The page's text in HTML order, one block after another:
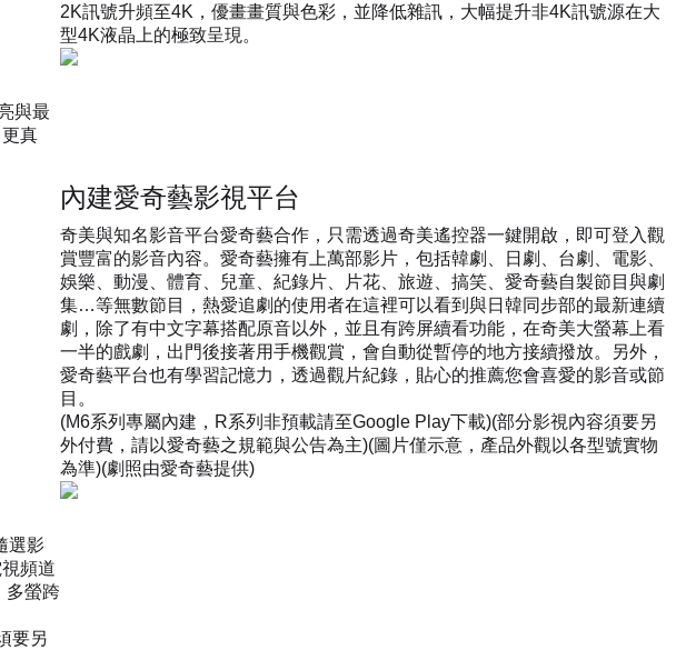
2K訊號升頻至4K，優畫畫質與色彩，並降低雜訊，大幅提升非4K訊號源在大
型4K液晶上的極致呈現。
與最
真
內建愛奇藝影視平台
奇美與知名影音平台愛奇藝合作，只需透過奇美遙控器一鍵開啟，即可登入觀
賞豐富的影音內容。愛奇藝擁有上萬部影片，包括韓劇、日劇、台劇、電影、
娛樂、動漫、體育、兒童、紀錄片、片花、旅遊、搞笑、愛奇藝自製節目與劇
集…等無數節目，熱愛追劇的使用者在這裡可以看到與日韓同步部的最新連續
劇，除了有中文字幕搭配原音以外，並且有跨屏續看功能，在奇美大螢幕上看
一半的戲劇，出門後接著用手機觀賞，會自動從暫停的地方接續撥放。另外，
愛奇藝平台也有學習記憶力，透過觀片紀錄，貼心的推薦您會喜愛的影音或節
目。
(M6系列專屬內建，R系列非預載請至Google Play下載)(部分影視內容須要另
外付費，請以愛奇藝之規範與公告為主)(圖片僅示意，產品外觀以各型號實物
為準)(劇照由愛奇藝提供)
選影
頻道
多螢跨
要另